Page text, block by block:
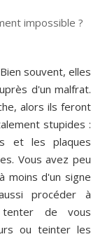
souvent, elles
d'un malfrat.
alors ils feront
stupides :
et les plaques
Vous avez peu
moins d'un signe
procéder à
tenter de vous
ou teinter les